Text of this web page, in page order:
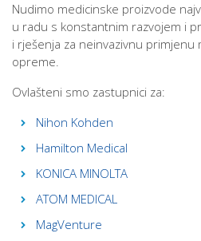
Nudimo medicinske proizvode
u radu s konstantnim razvojem i
i rješenja za neinvazivnu primjenu
opreme.
Ovlašteni smo zastupnici za:
Nihon Kohden
Hamilton Medical
KONICA MINOLTA
ATOM MEDICAL
MagVenture